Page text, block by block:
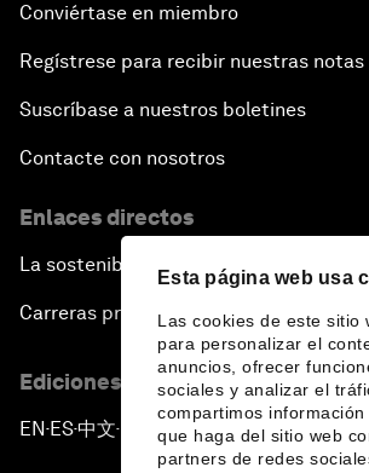
Esta página web usa
Las cookies de este sitio
para personalizar el
anuncios, ofrecer
sociales y analizar el
compartimos
que haga del sitio web
partners de redes
Conviértase en miembro
Regístrese para recibir nuestras
Suscríbase a nuestros boletines
Contacte con nosotros
Enlaces directos
La sostenibilidad en el Foro
Carreras profesionales
Ediciones en otros idiomas
EN ▪ ES▪中文▪ 日本語